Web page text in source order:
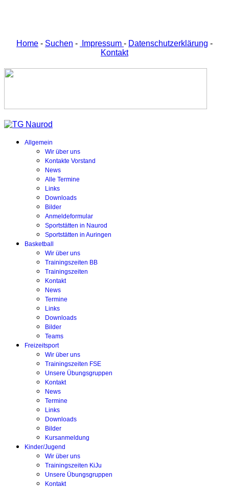
Home - Suchen - Impressum - Datenschutzerklärung -
Kontakt
Allgemein
Wir über uns
Kontakte Vorstand
News
Alle Termine
Links
Downloads
Bilder
Anmeldeformular
Sportstätten in Naurod
Sportstätten in Auringen
Basketball
Wir über uns
Trainingszeiten BB
Trainingszeiten
Kontakt
News
Termine
Links
Downloads
Bilder
Teams
Freizeitsport
Wir über uns
Trainingszeiten FSE
Unsere Übungsgruppen
Kontakt
News
Termine
Links
Downloads
Bilder
Kursanmeldung
Kinder/Jugend
Wir über uns
Trainingszeiten KiJu
Unsere Übungsgruppen
Kontakt